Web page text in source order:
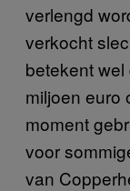
verlengd
verkocht
betekent wel
miljoen euro
moment
voor
van